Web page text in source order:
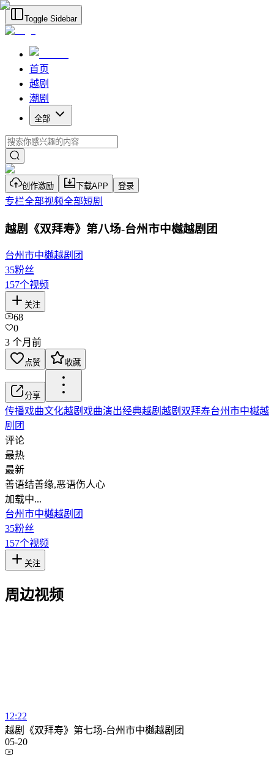
Toggle Sidebar
首页
越剧
潮剧
全部
创作激励 下载APP 登录
专栏全部视频全部短剧
越剧《双拜寿》第八场-台州市中樾越剧团
台州市中樾越剧团
35粉丝
157个视频
关注
68
0
3 个月前
点赞 收藏
分享
传播戏曲文化越剧 戏曲演出经典越剧 越剧双拜寿台州市中樾越
剧团
评论
最热
最新
善语结善缘,恶语伤人心
加载中...
台州市中樾越剧团
35粉丝
157个视频
关注
周边视频
12:22
越剧《双拜寿》第七场-台州市中樾越剧团
05-20